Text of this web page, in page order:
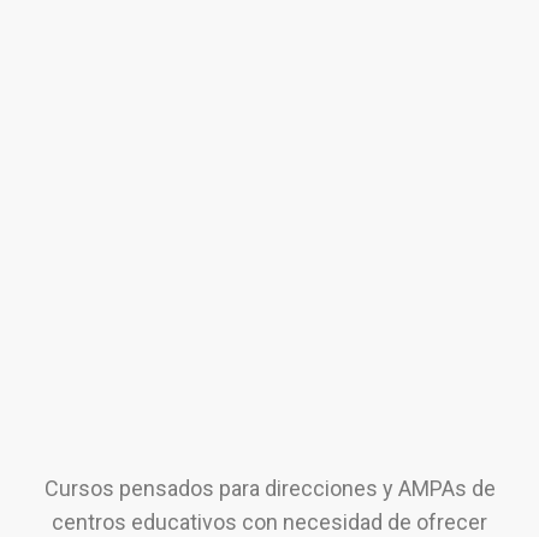
Cursos pensados para direcciones y AMPAs de
centros educativos con necesidad de ofrecer